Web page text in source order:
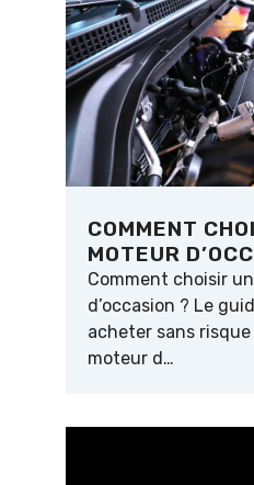
COMMENT
MOTEUR
Comment choisir
d’occasion ? Le
acheter sans
moteur d…